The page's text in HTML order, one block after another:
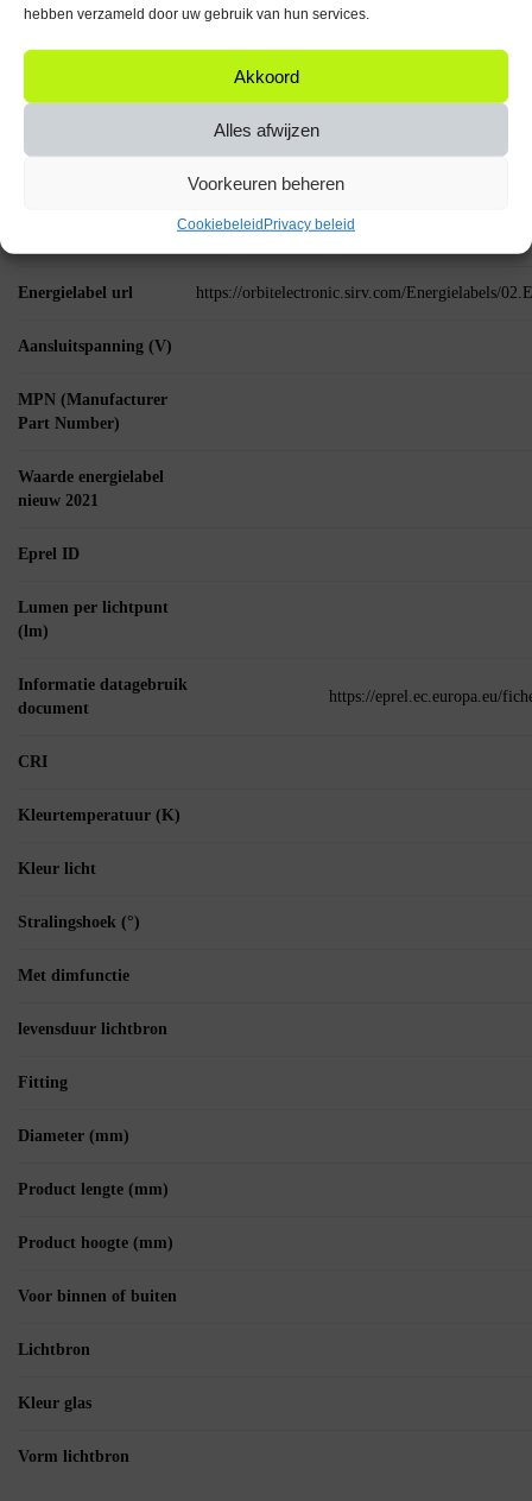
hebben verzameld door uw gebruik van hun services.
Akkoord
Alles afwijzen
Voorkeuren beheren
Cookiebeleid Privacy beleid
Kleurtemperatuur: 6000K Koud wit
Aantal: 10 stuks
Breng helderheid en efficiëntie in je leven met het Spectrum LED
Specificaties
Energielabel url https://orbitelectronic.sirv.com/Energielabels/
Aansluitspanning (V)
MPN (Manufacturer
Part Number)
Waarde energielabel
nieuw 2021
Eprel ID
Lumen per lichtpunt
(lm)
Informatie datagebruik
document
https://eprel.ec.europa.eu/
CRI
Kleurtemperatuur (K)
Kleur licht
Stralingshoek (°)
Met dimfunctie
levensduur lichtbron
Fitting
Diameter (mm)
Product lengte (mm)
Product hoogte (mm)
Voor binnen of buiten
Lichtbron
Kleur glas
Vorm lichtbron